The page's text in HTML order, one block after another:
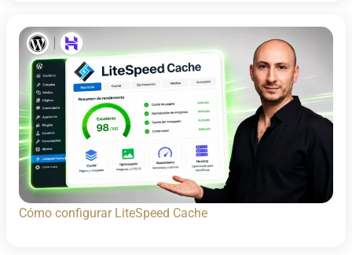
Cómo configurar LiteSpeed Cache